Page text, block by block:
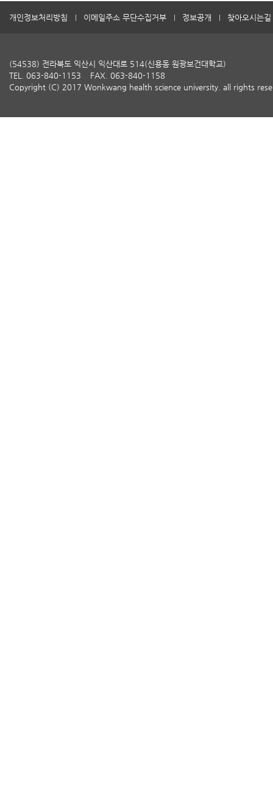
개인정보처리방침 이메일주소 무단수집거부 정보공개 찾아오시는길
(54538) 전라북도 익산시 익산대로 514(신용동 원광보건대학교)
TEL. 063-840-1153
FAX. 063-840-1158
Copyright (C) 2017 Wonkwang health science university. all rights